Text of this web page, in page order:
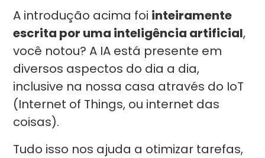
A introdução acima foi inteiramente
escrita por uma inteligência artificial,
você notou? A IA está presente em
diversos aspectos do dia a dia,
inclusive na nossa casa através do IoT
(Internet of Things, ou internet das
coisas).
Tudo isso nos ajuda a otimizar tarefas,